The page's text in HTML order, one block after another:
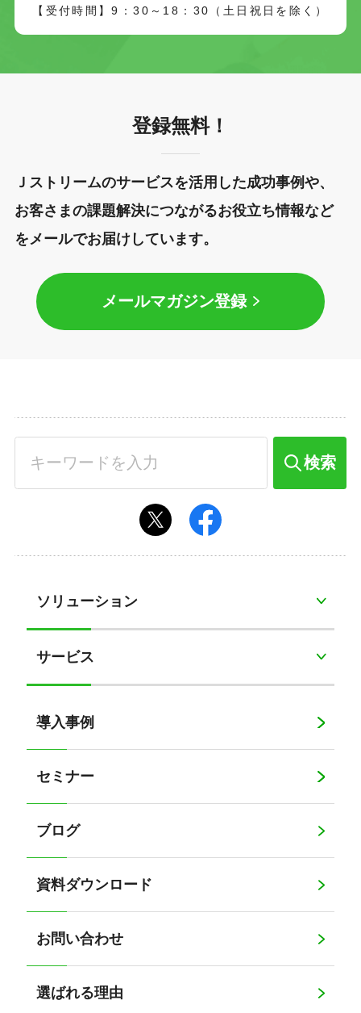
【受付時間】9：30～18：30（土日祝日を除く）
登録無料！
Ｊストリームのサービスを活用した成功事例や、
お客さまの課題解決につながるお役立ち情報など
をメールでお届けしています。
メールマガジン登録
検索
ソリューション
サービス
導入事例
セミナー
ブログ
資料ダウンロード
お問い合わせ
選ばれる理由